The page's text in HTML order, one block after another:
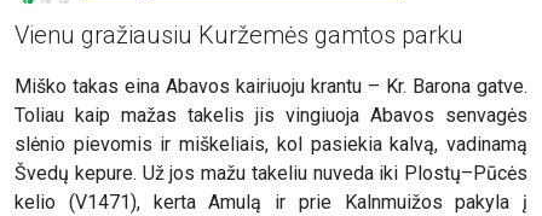
Vienu gražiausiu Kuržemės gamtos parku
Miško takas eina Abavos kairiuoju krantu – Kr. Barona gatve.
Toliau kaip mažas takelis jis vingiuoja Abavos senvagės
slėnio pievomis ir miškeliais, kol pasiekia kalvą, vadinamą
Švedų kepure. Už jos mažu takeliu nuveda iki Plostų–Pūcės
kelio (V1471), kerta Amulą ir prie Kalnmuižos pakyla į